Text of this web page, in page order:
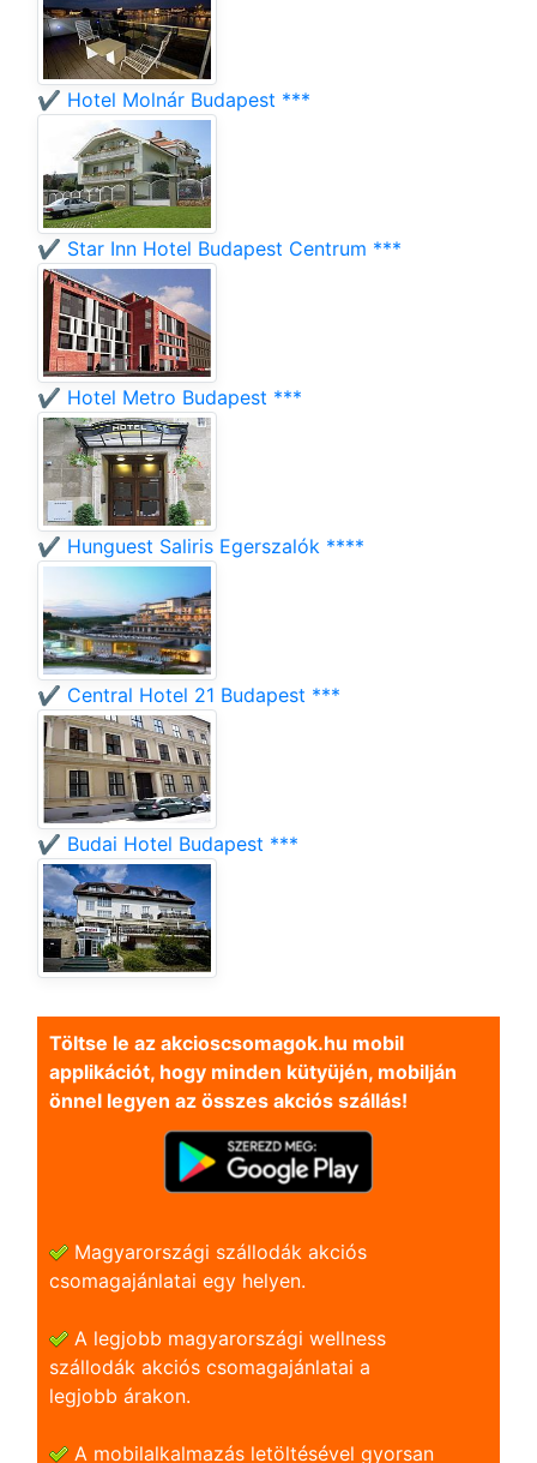
✔️ Hotel Molnár Budapest ***
✔️ Star Inn Hotel Budapest Centrum ***
✔️ Hotel Metro Budapest ***
✔️ Hunguest Saliris Egerszalók ****
✔️ Central Hotel 21 Budapest ***
✔️ Budai Hotel Budapest ***
Töltse le az akcioscsomagok.hu mobil
applikációt, hogy minden kütyüjén, mobilján
önnel legyen az összes akciós szállás!
Magyarországi szállodák akciós
csomagajánlatai egy helyen.
A legjobb magyarországi wellness
szállodák akciós csomagajánlatai a
legjobb árakon.
A mobilalkalmazás letöltésével gyorsan